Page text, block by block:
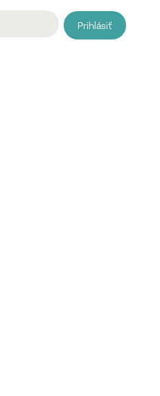
Prihlásiť